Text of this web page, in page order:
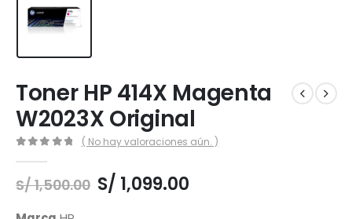
Toner HP 414X Magenta
W2023X Original
( No hay valoraciones aún. )
S/1,500.00 El
precio
S/ 1,099.00El